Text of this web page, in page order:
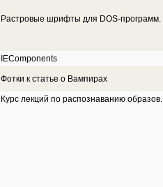
Растровые шрифты для DOS-программ.
IEComponents
Фотки к статье о Вампирах
Курс лекций по распознаванию образов.